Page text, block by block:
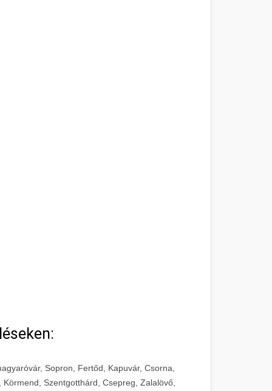
Sopron, Fertőd, Kapuvár, Csorna,
Szentgotthárd, Csepreg, Zalalövő,